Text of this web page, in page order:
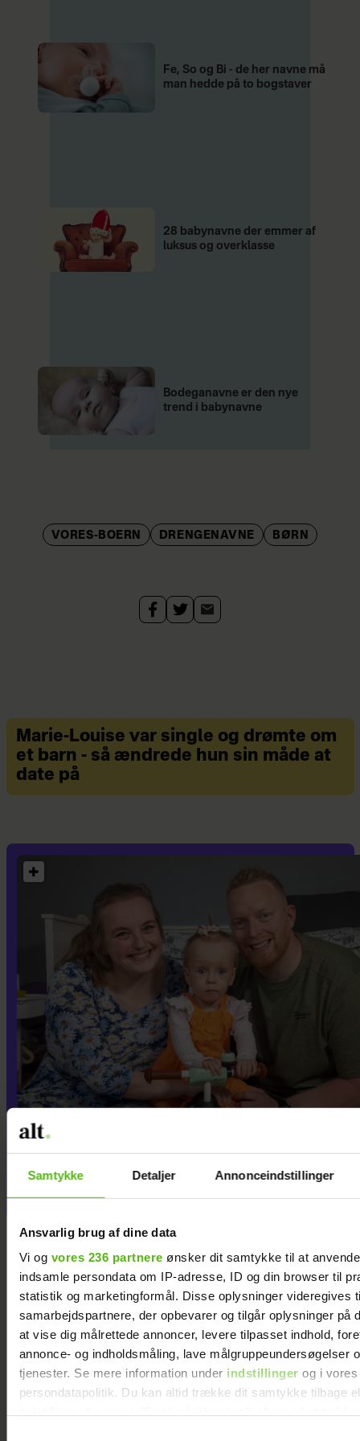
Samtykke Detaljer Annonceindstillinger
Ansvarlig brug af dine data
Vi og vores 236 partnere ønsker dit samtykke til at
indsamle persondata om IP-adresse, ID og din browser til
statistik og marketingformål. Disse oplysninger videregives
samarbejdspartnere, der opbevarer og tilgår oplysninger på
at vise dig målrettede annoncer, levere tilpasset indhold,
annonce- og indholdsmåling, lave målgruppeundersøgelser
tjenester. Se mere information under indstillinger og i vores
persondatapolitik. Du kan altid trække dit samtykke tilbage
Fe, So og Bi - de her navne må
man hedde på to bogstaver
28 babynavne der emmer af
luksus og overklasse
Bodeganavne er den nye
trend i babynavne
VORES-BOERN DRENGENAVNE BØRN
Marie-Louise var single og drømte om
et barn - så ændrede hun sin måde at
date på
Freja blev født tre måneder for
tidligt og vejede kun 567 gram:
”Jeg gik i chok”